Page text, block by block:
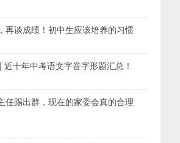
再谈成绩！初中生应该培养的习惯
十年中考语文字音字形题汇总！
任踢出群，现在的家委会真的合理